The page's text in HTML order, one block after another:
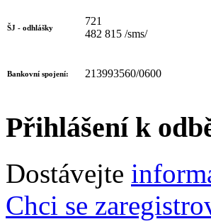
ŠJ - odhlášky
721
482 815 /sms/
Bankovní spojení: 213993560/0600
Přihlášení k
Dostávejte
Chci se